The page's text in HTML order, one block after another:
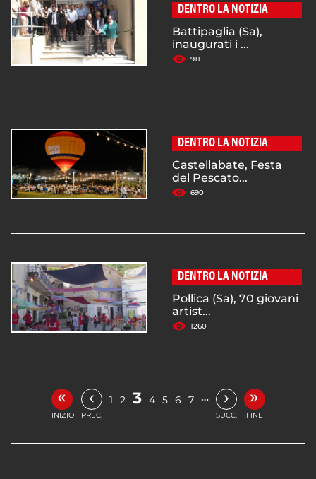
DENTRO LA NOTIZIA
Battipaglia (Sa),
inaugurati i ...
911
DENTRO LA NOTIZIA
Castellabate, Festa
del Pescato...
690
DENTRO LA NOTIZIA
Pollica (Sa), 70 giovani
artist...
1260
«
INIZIO
‹
PREC.
1 2 3 4 5 6 7 … ›
SUCC.
»
FINE